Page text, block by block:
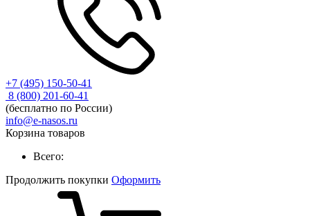
+7 (495) 150-50-41
8 (800) 201-60-41
(бесплатно по России)
info@e-nasos.ru
Корзина товаров
Всего:
Продолжить покупки Оформить